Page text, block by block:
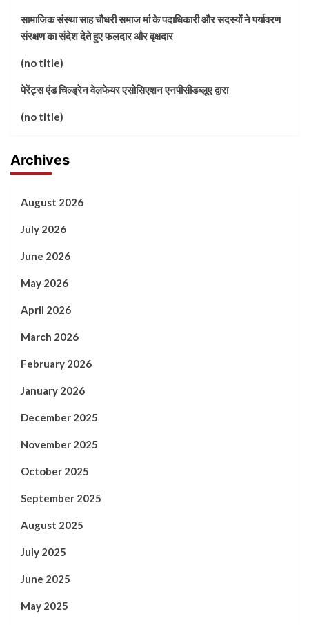
सामाजिक संस्था साह चौधरी समाज मां के पदाधिकारी और सदस्यों ने पर्यावरण
संरक्षण का संदेश देते हुए फलदार और वृक्षदार
(no title)
पेरेंट्स एंड चिल्ड्रेन वेलफेयर एसोसिएशन एनपीसीडब्लूए द्वारा
(no title)
Archives
August 2026
July 2026
June 2026
May 2026
April 2026
March 2026
February 2026
January 2026
December 2025
November 2025
October 2025
September 2025
August 2025
July 2025
June 2025
May 2025